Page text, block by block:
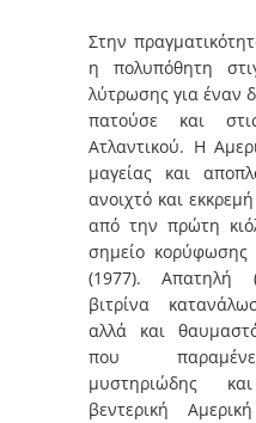
Στην
η πολυπόθητη
λύτρωσης για έναν
πατούσε και
Ατλαντικού. Η
μαγείας και
ανοιχτό και
από την πρώτη
σημείο κορύφωσης
(1977). Απατηλή
βιτρίνα
αλλά και
που
μυστηριώδης
βεντερική